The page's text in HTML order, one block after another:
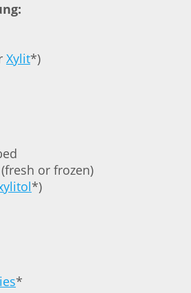
Xylit*)
or frozen)
*)
*